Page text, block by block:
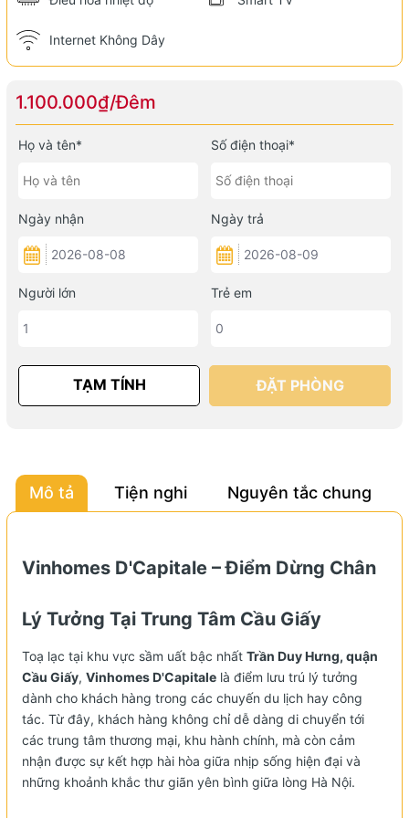
Internet Không Dây
1.100.000₫/Đêm
Họ và tên* Số điện thoại*
Ngày nhận Ngày trả
Người lớn Trẻ em
TẠM TÍNH ÐẶT PHÒNG
Mô tả Tiện nghi Nguyên tắc chung
Vinhomes D'Capitale – Điểm Dừng Chân
Lý Tưởng Tại Trung Tâm Cầu Giấy
Toạ lạc tại khu vực sầm uất bậc nhất Trần Duy Hưng, quận
Cầu Giấy, Vinhomes D'Capitale là điểm lưu trú lý tưởng
dành cho khách hàng trong các chuyến du lịch hay công
tác. Từ đây, khách hàng không chỉ dễ dàng di chuyển tới
các trung tâm thương mại, khu hành chính, mà còn cảm
nhận được sự kết hợp hài hòa giữa nhịp sống hiện đại và
những khoảnh khắc thư giãn yên bình giữa lòng Hà Nội.